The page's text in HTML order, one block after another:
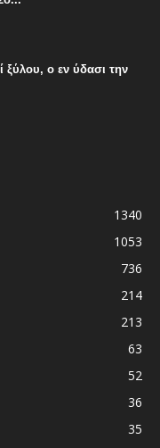
ξύλου, ο εν ύδασι την
1340
1053
736
214
213
63
52
36
35